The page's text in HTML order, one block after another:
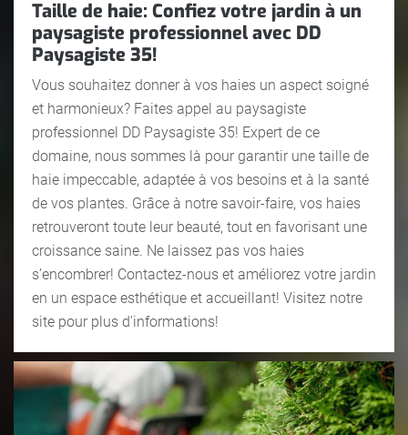
Taille de haie: Confiez votre jardin à un
paysagiste professionnel avec DD
Paysagiste 35!
Vous souhaitez donner à vos haies un aspect soigné
et harmonieux? Faites appel au paysagiste
professionnel DD Paysagiste 35! Expert de ce
domaine, nous sommes là pour garantir une taille de
haie impeccable, adaptée à vos besoins et à la santé
de vos plantes. Grâce à notre savoir-faire, vos haies
retrouveront toute leur beauté, tout en favorisant une
croissance saine. Ne laissez pas vos haies
s’encombrer! Contactez-nous et améliorez votre jardin
en un espace esthétique et accueillant! Visitez notre
site pour plus d'informations!